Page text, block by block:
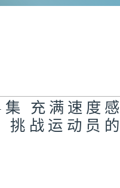
第1075集 了解
学生心理健康，建
立互相聆听与分享
的校园文化！
充满速度感
挑战运动员的